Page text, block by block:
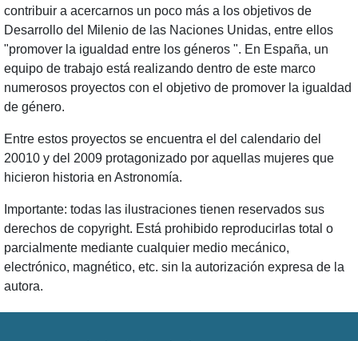
contribuir a acercarnos un poco más a los objetivos de
Desarrollo del Milenio de las Naciones Unidas, entre ellos
"promover la igualdad entre los géneros ". En España, un
equipo de trabajo está realizando dentro de este marco
numerosos proyectos con el objetivo de promover la igualdad
de género.
Entre estos proyectos se encuentra el del calendario del
20010 y del 2009 protagonizado por aquellas mujeres que
hicieron historia en Astronomía.
Importante: todas las ilustraciones tienen reservados sus
derechos de copyright. Está prohibido reproducirlas total o
parcialmente mediante cualquier medio mecánico,
electrónico, magnético, etc. sin la autorización expresa de la
autora.